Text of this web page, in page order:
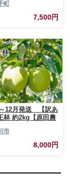
岡県 鞍手町【配
町
7,500円
12月発送 【訳あ
林 約2kg【原田農
林檎 くだもの 果
市
8,000円